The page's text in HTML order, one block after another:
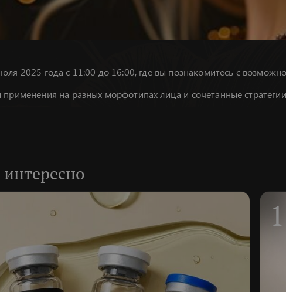
2025 года с 11:00 до 16:00, где вы познакомитесь с
на разных морфотипах лица и сочетанные